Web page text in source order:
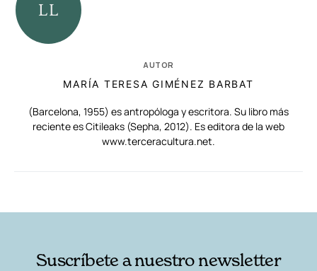
AUTOR
MARÍA TERESA GIMÉNEZ BARBAT
(Barcelona, 1955) es antropóloga y escritora. Su libro más
reciente es Citileaks (Sepha, 2012). Es editora de la web
www.terceracultura.net.
Suscríbete a nuestro newsletter